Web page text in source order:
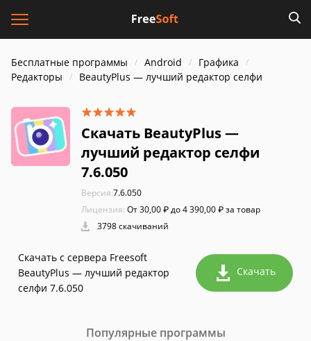
Бесплатные программы Android
Графика
Редакторы
BeautyPlus — лучший редактор селфи
Скачать BeautyPlus —
лучший редактор селфи
7.6.050
Версия:7.6.050
Лицензия: От 30,00 ₽ до 4 390,00 ₽ за товар
3798 скачиваний
Скачать с сервера Freesoft
BeautyPlus — лучший редактор
селфи 7.6.050
Скачать
Популярные программы